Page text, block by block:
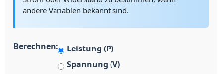
andere Variablen bekannt sind.
Berechnen:
Leistung (P)
Spannung (V)